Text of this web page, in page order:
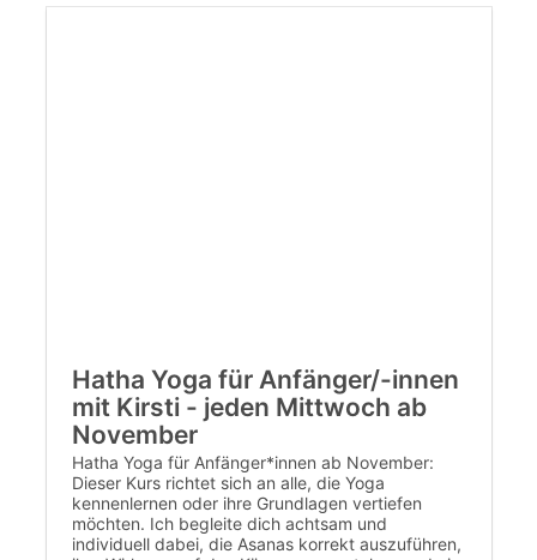
Hatha Yoga für Anfänger/-innen
mit Kirsti - jeden Mittwoch ab
November
Hatha Yoga für Anfänger*innen ab November:
Dieser Kurs richtet sich an alle, die Yoga
kennenlernen oder ihre Grundlagen vertiefen
möchten. Ich begleite dich achtsam und
individuell dabei, die Asanas korrekt auszuführen,